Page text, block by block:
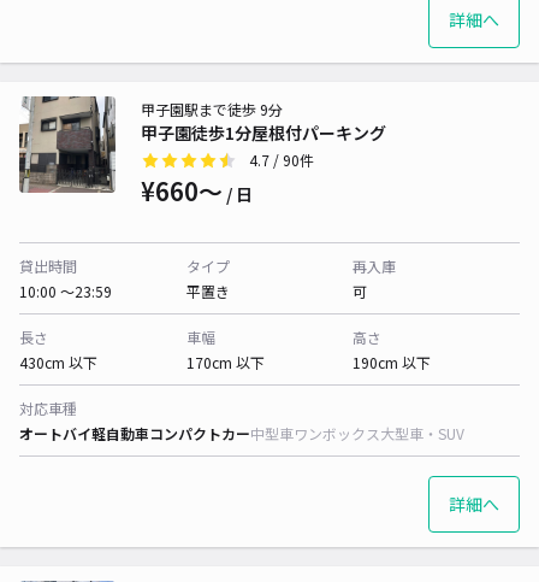
詳細へ
甲子園徒歩1分屋根付パーキング
甲子園駅まで徒歩 9分
4.7 / 90件
¥660〜 / 日
貸出時間
10:00 〜23:59
タイプ
平置き
再入庫
可
長さ
430cm 以下
車幅
170cm 以下
高さ
190cm 以下
対応車種
オートバイ軽自動車コンパクトカー中型車ワンボックス大型車・SUV
詳細へ